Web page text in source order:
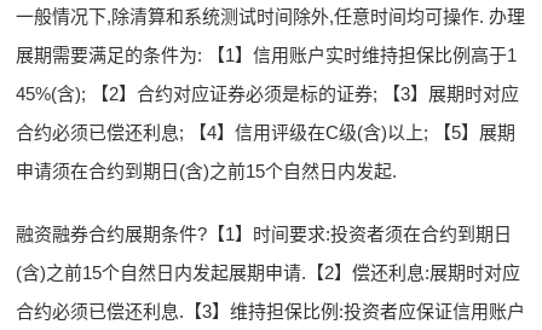
一般情况下,除清算和系统测试时间除外,任意时间均可操作. 办理
展期需要满足的条件为: 【1】信用账户实时维持担保比例高于1
45%(含); 【2】合约对应证券必须是标的证券; 【3】展期时对应
合约必须已偿还利息; 【4】信用评级在C级(含)以上; 【5】展期
申请须在合约到期日(含)之前15个自然日内发起.
融资融券合约展期条件?【1】时间要求:投资者须在合约到期日
(含)之前15个自然日内发起展期申请.【2】偿还利息:展期时对应
合约必须已偿还利息.【3】维持担保比例:投资者应保证信用账户